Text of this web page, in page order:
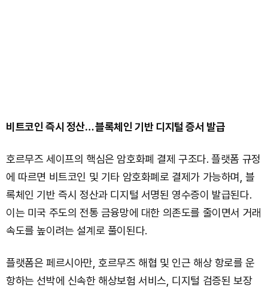
비트코인 즉시 정산… 블록체인 기반 디지털 증서 발급
호르무즈 세이프의 핵심은 암호화폐 결제 구조다. 플랫폼 규정
에 따르면 비트코인 및 기타 암호화폐로 결제가 가능하며, 블
록체인 기반 즉시 정산과 디지털 서명된 영수증이 발급된다.
이는 미국 주도의 전통 금융망에 대한 의존도를 줄이면서 거래
속도를 높이려는 설계로 풀이된다.
플랫폼은 페르시아만, 호르무즈 해협 및 인근 해상 항로를 운
항하는 선박에 신속한 해상보험 서비스, 디지털 검증된 보장